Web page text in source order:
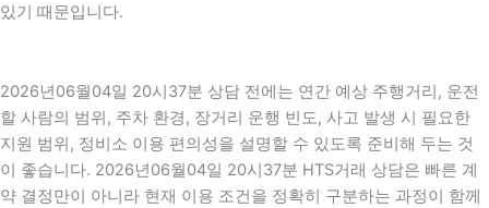
있기 때문입니다.
2026년06월04일 20시37분 상담 전에는 연간 예상 주행거리, 운전
할 사람의 범위, 주차 환경, 장거리 운행 빈도, 사고 발생 시 필요한
지원 범위, 정비소 이용 편의성을 설명할 수 있도록 준비해 두는 것
이 좋습니다. 2026년06월04일 20시37분 HTS거래 상담은 빠른 계
약 결정만이 아니라 현재 이용 조건을 정확히 구분하는 과정이 함께